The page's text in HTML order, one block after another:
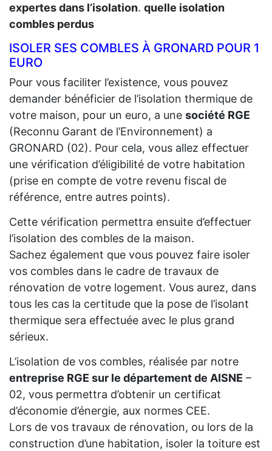
expertes dans l’isolation. quelle isolation
combles perdus
ISOLER SES COMBLES À GRONARD POUR 1
EURO
Pour vous faciliter l’existence, vous pouvez
demander bénéficier de l’isolation thermique de
votre maison, pour un euro, a une société RGE
(Reconnu Garant de l’Environnement) a
GRONARD (02). Pour cela, vous allez effectuer
une vérification d’éligibilité de votre habitation
(prise en compte de votre revenu fiscal de
référence, entre autres points).
Cette vérification permettra ensuite d’effectuer
l’isolation des combles de la maison.
Sachez également que vous pouvez faire isoler
vos combles dans le cadre de travaux de
rénovation de votre logement. Vous aurez, dans
tous les cas la certitude que la pose de l’isolant
thermique sera effectuée avec le plus grand
sérieux.
L’isolation de vos combles, réalisée par notre
entreprise RGE sur le département de AISNE –
02, vous permettra d’obtenir un certificat
d’économie d’énergie, aux normes CEE.
Lors de vos travaux de rénovation, ou lors de la
construction d’une habitation, isoler la toiture est